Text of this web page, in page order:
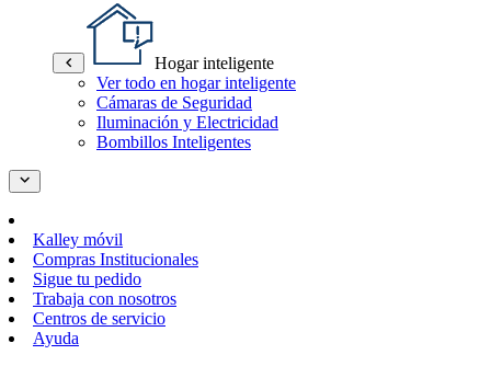
Hogar inteligente
Ver todo en hogar inteligente
Cámaras de Seguridad
Iluminación y Electricidad
Bombillos Inteligentes
Kalley móvil
Compras Institucionales
Sigue tu pedido
Trabaja con nosotros
Centros de servicio
Ayuda